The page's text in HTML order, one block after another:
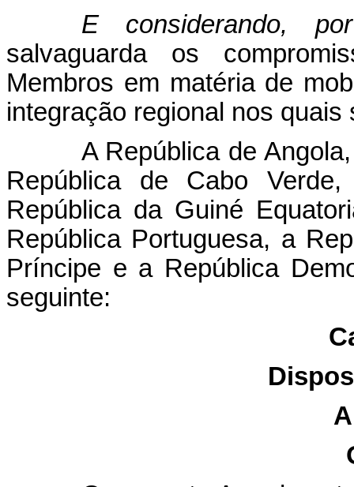
E considerando,
salvaguarda os
Membros em matéria de
integração regional nos quais
A República de
República de Cabo
República da Guiné
República Portuguesa, a
Príncipe e a República
seguinte: